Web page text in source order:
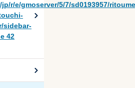
r/e/gmoserver/5/7/sd0193957/
sidebar-
42